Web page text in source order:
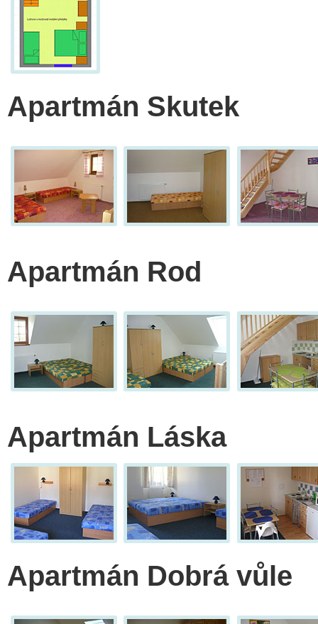
Apartmán Skutek
Apartmán Rod
Apartmán Láska
Apartmán Dobrá vůle